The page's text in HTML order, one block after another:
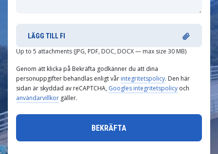
LÄGG TILL FI
Up to 5 attachments (JPG, PDF, DOC, DOCX — max size 30 MB)
Genom att klicka på Bekräfta godkänner du att dina
personuppgifter behandlas enligt vår integritetspolicy. Den här
sidan är skyddad av reCAPTCHA, Googles integritetspolicy och
användarvillkor gäller.